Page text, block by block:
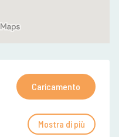
Caricamento
Mostra di più